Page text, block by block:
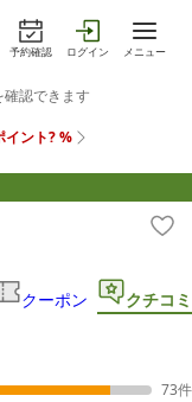
予約確認 ログイン メニュー
クーポン クチコミ
73件